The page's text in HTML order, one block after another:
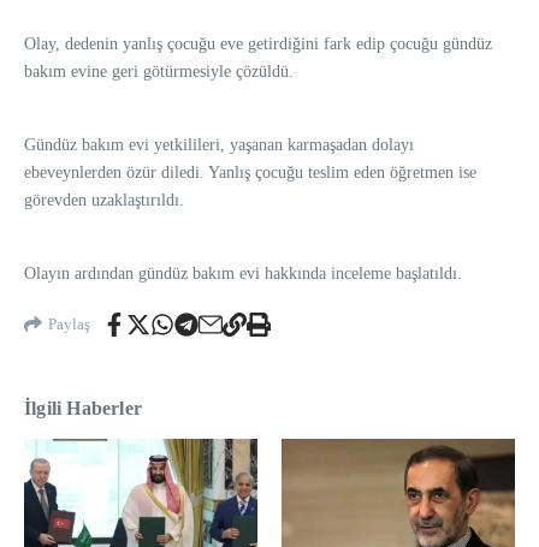
Olay, dedenin yanlış çocuğu eve getirdiğini fark edip çocuğu gündüz
bakım evine geri götürmesiyle çözüldü.
Gündüz bakım evi yetkilileri, yaşanan karmaşadan dolayı
ebeveynlerden özür diledi. Yanlış çocuğu teslim eden öğretmen ise
görevden uzaklaştırıldı.
Olayın ardından gündüz bakım evi hakkında inceleme başlatıldı.
Paylaş
İlgili Haberler